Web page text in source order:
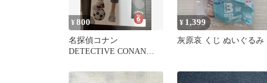
¥800
名探偵コナン
DETECTIVE CONAN
¥ 1,399
灰原哀 くじ ぬいぐるみ